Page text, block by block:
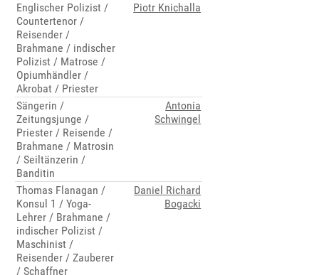
Englischer Polizist /
Countertenor /
Reisender /
Brahmane / indischer
Polizist / Matrose /
Opiumhändler /
Akrobat / Priester
Piotr Knichalla
Sängerin /
Zeitungsjunge /
Priester / Reisende /
Brahmane / Matrosin
/ Seiltänzerin /
Banditin
Antonia
Schwingel
Thomas Flanagan /
Konsul 1 / Yoga-
Lehrer / Brahmane /
indischer Polizist /
Maschinist /
Reisender / Zauberer
/ Schaffner
Daniel Richard
Bogacki